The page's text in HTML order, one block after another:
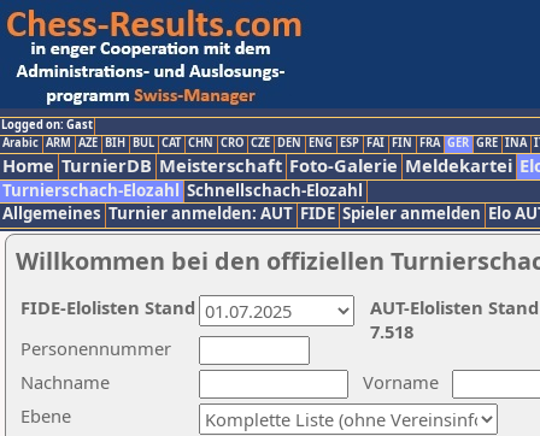
Logged on: Gast
Arabic ARM AZE BIH BUL CAT CHN CRO CZE DEN ENG ESP FAI FIN FRA GER GRE INA
Home TurnierDB Meisterschaft Foto-Galerie Meldekartei
Turnierschach-Elozahl Schnellschach-Elozahl
Allgemeines Turnier anmelden: AUT FIDE Spieler anmelden Elo
Willkommen bei den offiziellen
Nachname
Vorname
Ebene
Personennummer
AUT-Elolisten
7.518
FIDE-Elolisten Stand